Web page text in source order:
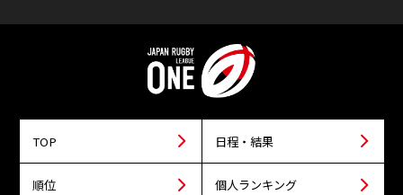
TOP 日程・結果
順位 個人ランキング